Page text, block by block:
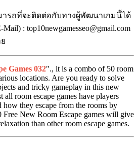
รถที่จะติดต่อกับทางผู้พัฒนาเกมนี้ได้
: top10newgamesseo@gmail.com
Games 032"., it is a combo of 50 room
locations. Are you ready to solve
and tricky gameplay in this new
all room escape games have players
how they escape from the rooms by
Free New Room Escape games will give
than other room escape games.